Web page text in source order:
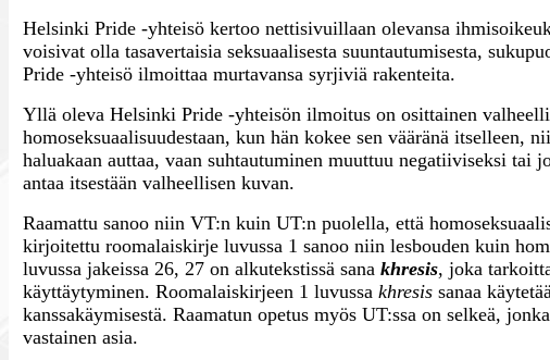
Helsinki Pride -yhteisö kertoo nettisivuillaan olevansa
voisivat olla tasavertaisia seksuaalisesta suuntautumisesta,
Pride -yhteisö ilmoittaa murtavansa syrjiviä rakenteita.
Yllä oleva Helsinki Pride -yhteisön ilmoitus on osittainen
homoseksuaalisuudestaan, kun hän kokee sen vääränä itselleen,
haluakaan auttaa, vaan suhtautuminen muuttuu negatiiviseksi
antaa itsestään valheellisen kuvan.
Raamattu sanoo niin VT:n kuin UT:n puolella, että
kirjoitettu roomalaiskirje luvussa 1 sanoo niin lesbouden kuin
luvussa jakeissa 26, 27 on alkutekstissä sanakhresis, joka
käyttäytyminen. Roomalaiskirjeen 1 luvussakhresis sanaa
kanssakäymisestä. Raamatun opetus myös UT:ssa on selkeä,
vastainen asia.